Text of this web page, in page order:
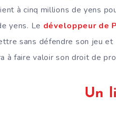
à cinq millions de yens
yens. Le développeur de
sans défendre son jeu et
à faire valoir son droit de
Un